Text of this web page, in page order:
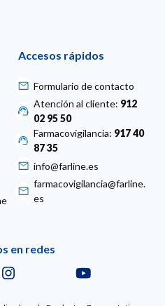
en redes
Accesos rápidos
Formulario de contacto
Atención al cliente: 912
02 95 50
Farmacovigilancia: 917 40
87 35
info@farline.es
farmacovigilancia@farline.
es